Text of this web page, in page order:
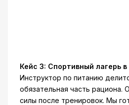
Кейс 3: Спортивный лагерь
Инструктор по питанию
обязательная часть рациона.
силы после тренировок. Мы